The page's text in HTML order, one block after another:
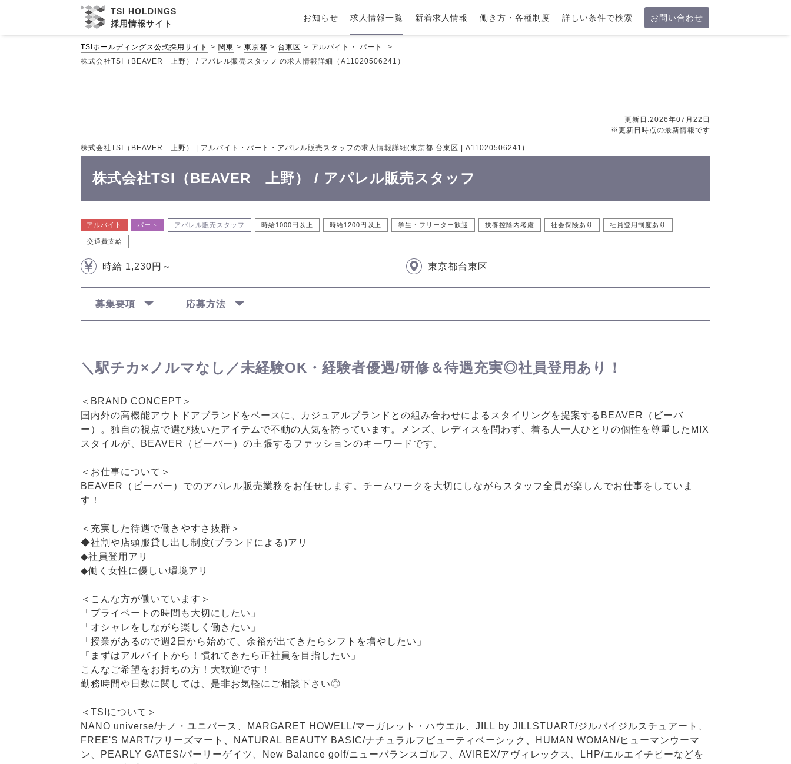
TSI HOLDINGS
採用情報サイト
お知らせ 求人情報一覧 新着求人情報 働き方・各種制度 詳しい条件で検索 お問い合わせ
TSIホールディングス公式採用サイト 関東 東京都 台東区
アルバイト・ パート
株式会社TSI（BEAVER 上野） / アパレル販売スタッフ の求人情報詳細（A11020506241）
更新日:2026年07月22日
※更新日時点の最新情報です
株式会社TSI（BEAVER 上野） | アルバイト・パート・アパレル販売スタッフの求人情報詳細(東京都 台東区 | A11020506241)
株式会社TSI（BEAVER 上野） / アパレル販売スタッフ
アルバイト パート アパレル販売スタッフ 時給1000円以上 時給1200円以上 学生・フリーター歓迎 扶養控除内考慮 社会保険あり 社員登用制度あり
交通費支給
時給 1,230円～ 東京都台東区
募集要項 応募方法
＼駅チカ×ノルマなし／未経験OK・経験者優遇/研修＆待遇充実◎社員登用あり！
＜BRAND CONCEPT＞
国内外の高機能アウトドアブランドをベースに、カジュアルブランドとの組み合わせによるスタイリングを提案するBEAVER（ビーバ
ー）。独自の視点で選び抜いたアイテムで不動の人気を誇っています。メンズ、レディスを問わず、着る人一人ひとりの個性を尊重したMIX
スタイルが、BEAVER（ビーバー）の主張するファッションのキーワードです。
＜お仕事について＞
BEAVER（ビーバー）でのアパレル販売業務をお任せします。チームワークを大切にしながらスタッフ全員が楽しんでお仕事をしていま
す！
＜充実した待遇で働きやすさ抜群＞
◆社割や店頭服貸し出し制度(ブランドによる)アリ
◆社員登用アリ
◆働く女性に優しい環境アリ
＜こんな方が働いています＞
「プライベートの時間も大切にしたい」
「オシャレをしながら楽しく働きたい」
「授業があるので週2日から始めて、余裕が出てきたらシフトを増やしたい」
「まずはアルバイトから！慣れてきたら正社員を目指したい」
こんなご希望をお持ちの方！大歓迎です！
勤務時間や日数に関しては、是非お気軽にご相談下さい◎
＜TSIについて＞
NANO universe/ナノ・ユニバース、MARGARET HOWELL/マーガレット・ハウエル、JILL by JILLSTUART/ジルバイジルスチュアート、
FREE'S MART/フリーズマート、NATURAL BEAUTY BASIC/ナチュラルフビューティベーシック、HUMAN WOMAN/ヒューマンウーマ
ン、PEARLY GATES/パーリーゲイツ、New Balance golf/ニューバランスゴルフ、AVIREX/アヴィレックス、LHP/エルエイチピーなどを